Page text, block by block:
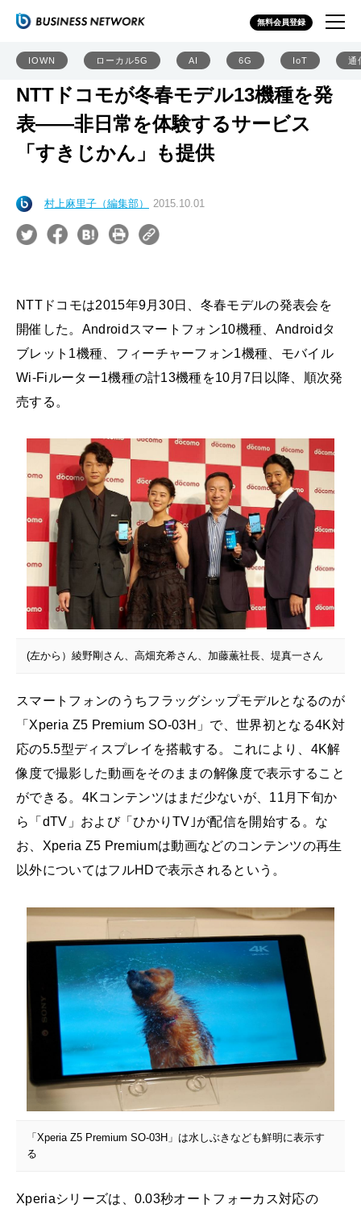
無料会員登録
IOWN ローカル5G AI 6G IoT 通
NTTドコモが冬春モデル13機種を発
表――非日常を体験するサービス
「すきじかん」も提供
村上麻里子（編集部） 2015.10.01
NTTドコモは2015年9月30日、冬春モデルの発表会を
開催した。Androidスマートフォン10機種、Androidタ
ブレット1機種、フィーチャーフォン1機種、モバイル
Wi-Fiルーター1機種の計13機種を10月7日以降、順次発
売する。
(左から）綾野剛さん、高畑充希さん、加藤薫社長、堤真一さん
スマートフォンのうちフラッグシップモデルとなるのが
「Xperia Z5 Premium SO-03H」で、世界初となる4K対
応の5.5型ディスプレイを搭載する。これにより、4K解
像度で撮影した動画をそのままの解像度で表示すること
ができる。4Kコンテンツはまだ少ないが、11月下旬か
ら「dTV」および「ひかりTV｣が配信を開始する。な
お、Xperia Z5 Premiumは動画などのコンテンツの再生
以外についてはフルHDで表示されるという。
「Xperia Z5 Premium SO-03H」は水しぶきなども鮮明に表示す
る
Xperiaシリーズは、0.03秒オートフォーカス対応の